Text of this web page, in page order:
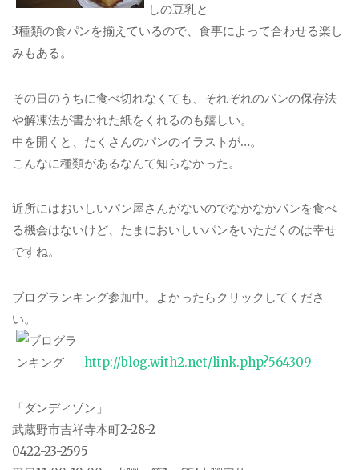
しの豆乳と
3種類の食パンを揃えているので、食事によって合わせる楽し
みもある。
その日のうちに食べ切れなくても、それぞれのパンの保存法
や解凍法が書かれた紙をくれるのも嬉しい。
中を開くと、たくさんのパンのイラストが…。
こんなに種類があるなんて知らなかった。
近所にはおいしいパン屋さんがないのでなかなかパンを食べ
る機会はないけど、たまにおいしいパンをいただくのは幸せ
ですね。
ブログランキング参加中。よかったらクリックしてくださ
い。
http://blog.with2.net/link.php?564309
「ダンディゾン」
武蔵野市吉祥寺本町2-28-2
0422-23-2595